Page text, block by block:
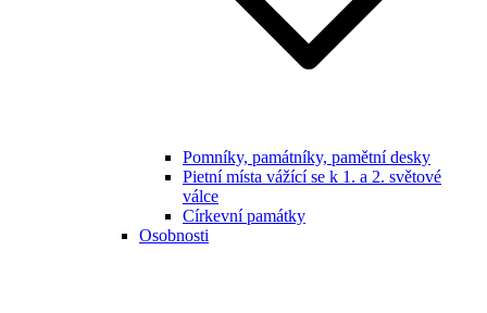
Pomníky, památníky, pamětní desky
Pietní místa vážící se k 1. a 2. světové
válce
Církevní památky
Osobnosti